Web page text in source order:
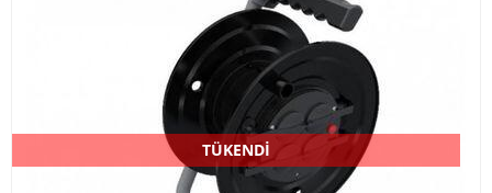
TÜKENDİ